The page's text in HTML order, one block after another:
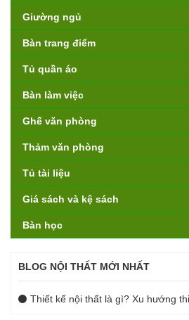
Giường ngủ
Bàn trang điểm
Tủ quần áo
Bàn làm việc
Ghế văn phòng
Thảm văn phòng
Tủ tài liệu
Giá sách và kệ sách
Bàn học
BLOG NỘI THẤT MỚI NHẤT
Thiết kế nội thất là gì? Xu hướng